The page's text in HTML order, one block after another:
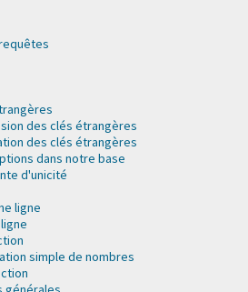
des clés étrangères
des clés étrangères
dans notre base
d'unicité
ligne
simple de nombres